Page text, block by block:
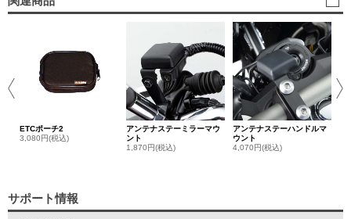
ETCポーチ2
3,080円(税込)
アンテナステーミラーマウ
ント
1,870円(税込)
アンテナステーハンドルマ
ウント
4,070円(税込)
サポート情報